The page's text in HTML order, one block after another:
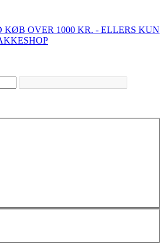
KØB OVER 1000 KR. - ELLERS KUN